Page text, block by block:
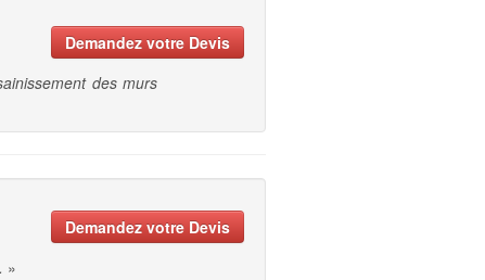
Demandez votre Devis
des murs
Demandez votre Devis
»